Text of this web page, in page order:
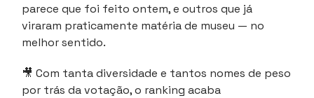
parece que foi feito ontem, e outros que já
viraram praticamente matéria de museu — no
melhor sentido.
🎥 Com tanta diversidade e tantos nomes de peso
por trás da votação, o ranking acaba